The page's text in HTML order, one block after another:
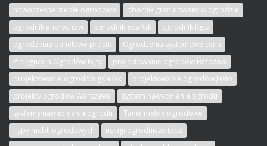
nowoczesne meble ogrodowe
obornik granulowany w ogrodzie
ogrodnik andrychów
ogrodnik gdańsk
ogrodnik Kęty
ogrodzenia panelowe proste
Ogrodzenia systemowe cena
Pielęgnacja Ogrodów Kęty
projektowanie ogrodów Brzozów
projektowanie ogrodów gdańsk
projektowanie ogrodów Jasło
projekty ogrodów Warszawa
system nawadniania ogrodu
systemy nawadniania ogrodu
Tanie meble ogrodowe
Typy mebli ogrodowych
usługi ogrodnicze łódź